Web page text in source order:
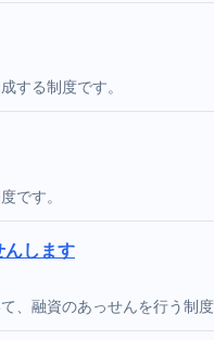
する制度です。
です。
んします
、融資のあっせんを行う制度